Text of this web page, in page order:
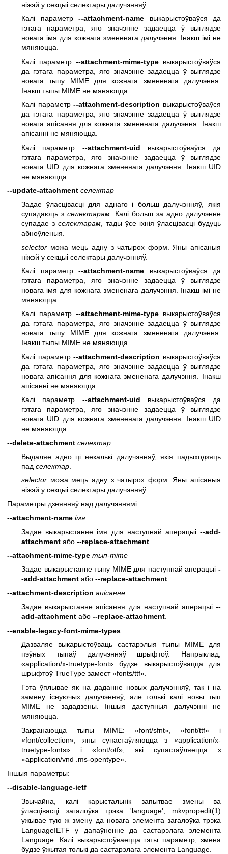
ніжэй у секцыі селектары далучэнняў.
Калі параметр --attachment-name выкарыстоўваўся да
гэтага параметра, яго значэнне задаецца ў выглядзе
новага імя для кожнага змененага далучэння. Інакш імі не
мяняюцца.
Калі параметр --attachment-mime-type выкарыстоўваўся
да гэтага параметра, яго значэнне задаецца ў выглядзе
новага тыпу MIME для кожнага змененага далучэння.
Інакш тыпы MIME не мяняюцца.
Калі параметр--attachment-description выкарыстоўваўся
да гэтага параметра, яго значэнне задаецца ў выглядзе
новага апісання для кожнага змененага далучэння. Інакш
апісанні не мяняюцца.
Калі параметр --attachment-uid выкарыстоўваўся да
гэтага параметра, яго значэнне задаецца ў выглядзе
новага UID для кожнага змененага далучэння. Інакш UID
не мяняюцца.
--update-attachment селектар
Задае ўласцівасці для аднаго і больш далучэнняў, якія
супадаюць з селектарам. Калі больш за адно далучэнне
супадае з селектарам, тады ўсе іхнія ўласцівасці будуць
абноўленыя.
selector можа мець адну з чатырох форм. Яны апісаныя
ніжэй у секцыі селектары далучэнняў.
Калі параметр --attachment-name выкарыстоўваўся да
гэтага параметра, яго значэнне задаецца ў выглядзе
новага імя для кожнага змененага далучэння. Інакш імі не
мяняюцца.
Калі параметр --attachment-mime-type выкарыстоўваўся
да гэтага параметра, яго значэнне задаецца ў выглядзе
новага тыпу MIME для кожнага змененага далучэння.
Інакш тыпы MIME не мяняюцца.
Калі параметр--attachment-description выкарыстоўваўся
да гэтага параметра, яго значэнне задаецца ў выглядзе
новага апісання для кожнага змененага далучэння. Інакш
апісанні не мяняюцца.
Калі параметр --attachment-uid выкарыстоўваўся да
гэтага параметра, яго значэнне задаецца ў выглядзе
новага UID для кожнага змененага далучэння. Інакш UID
не мяняюцца.
--delete-attachment селектар
Выдаляе адно ці некалькі далучэнняў, якія падыходзяць
пад селектар
selector можа мець адну з чатырох форм. Яны апісаныя
ніжэй у секцыі селектары далучэнняў.
Параметры дзеянняў над далучэннямі:
--attachment-name імя
Задае выкарыстанне імя для наступнай аперацыі --add-
attachment або --replace-attachment
--attachment-mime-type тып-mime
Задае выкарыстанне тыпу MIME для наступнай аперацыі -
-add-attachment або --replace-attachment.
--attachment-description апісанне
Задае выкарыстанне апісання для наступнай аперацыі --
add-attachment або --replace-attachment
--enable-legacy-font-mime-types
Дазваляе выкарыстоўваць састарэлыя тыпы MIME для
пэўных тыпаў далучэнняў шрыфтоў. Напрыклад,
«application/x-truetype-font» будзе выкарыстоўвацца для
шрыфтоў TrueType замест «fonts/ttf».
Гэта ўплывае як на даданне новых далучэнняў, так і на
замену існуючых далучэнняў, але толькі калі новы тып
MIME не зададзены. Іншыя даступныя далучэнні не
мяняюцца.
Закранаюцца тыпы MIME: «font/sfnt», «font/ttf» і
«font/collection»; яны супастаўляюцца з «application/x-
truetype-fonts» і «font/otf», які супастаўляецца з
«application/vnd .ms-opentype».
Іншыя параметры:
--disable-language-ietf
Звычайна, калі карыстальнік запытвае змены ва
ўласцівасці загалоўка трэка 'language', mkvpropedit(1)
ужывае тую ж змену да новага элемента загалоўка трэка
LanguageIETF у дапаўненне да састарэлага элемента
Language. Калі выкарыстоўваецца гэты параметр, змена
будзе ўжытая толькі да састарэлага элемента Language.